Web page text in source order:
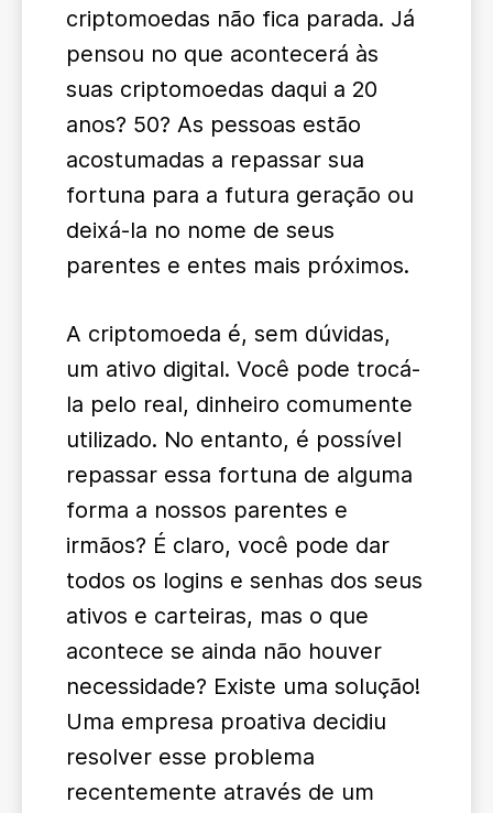
criptomoedas não fica parada. Já
pensou no que acontecerá às
suas criptomoedas daqui a 20
anos? 50? As pessoas estão
acostumadas a repassar sua
fortuna para a futura geração ou
deixá-la no nome de seus
parentes e entes mais próximos.
A criptomoeda é, sem dúvidas,
um ativo digital. Você pode trocá-
la pelo real, dinheiro comumente
utilizado. No entanto, é possível
repassar essa fortuna de alguma
forma a nossos parentes e
irmãos? É claro, você pode dar
todos os logins e senhas dos seus
ativos e carteiras, mas o que
acontece se ainda não houver
necessidade? Existe uma solução!
Uma empresa proativa decidiu
resolver esse problema
recentemente através de um